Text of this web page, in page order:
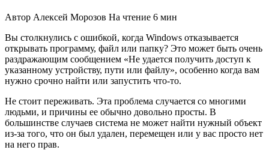
Автор Алексей Морозов На чтение 6 мин
Вы столкнулись с ошибкой, когда Windows отказывается
открывать программу, файл или папку? Это может быть очень
раздражающим сообщением «Не удается получить доступ к
указанному устройству, пути или файлу», особенно когда вам
нужно срочно найти или запустить что-то.
Не стоит переживaть. Эта проблема случается со многими
людьми, и причины ее обычно довольно просты. В
большинстве случаев система не может найти нужный объект
из-за того, что он был удален, перемещен или у вас просто нет
на него прав.